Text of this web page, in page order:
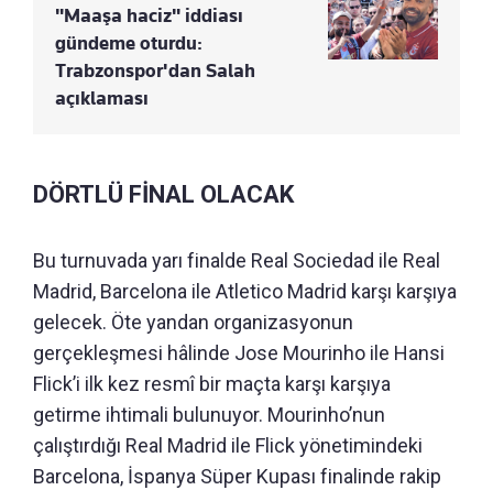
"Maaşa haciz" iddiası
gündeme oturdu:
Trabzonspor'dan Salah
açıklaması
DÖRTLÜ FİNAL OLACAK
Bu turnuvada yarı finalde Real Sociedad ile Real
Madrid, Barcelona ile Atletico Madrid karşı karşıya
gelecek. Öte yandan organizasyonun
gerçekleşmesi hâlinde Jose Mourinho ile Hansi
Flick’i ilk kez resmî bir maçta karşı karşıya
getirme ihtimali bulunuyor. Mourinho’nun
çalıştırdığı Real Madrid ile Flick yönetimindeki
Barcelona, İspanya Süper Kupası finalinde rakip